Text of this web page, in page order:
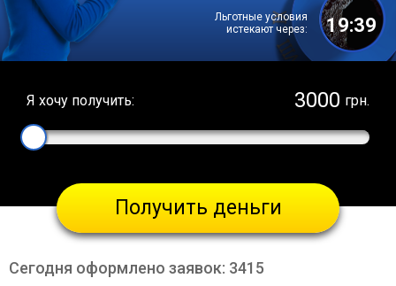
Льготные условия
истекают через:
19:38
Я хочу получить: грн.
Получить деньги
Сегодня оформлено заявок: 3415